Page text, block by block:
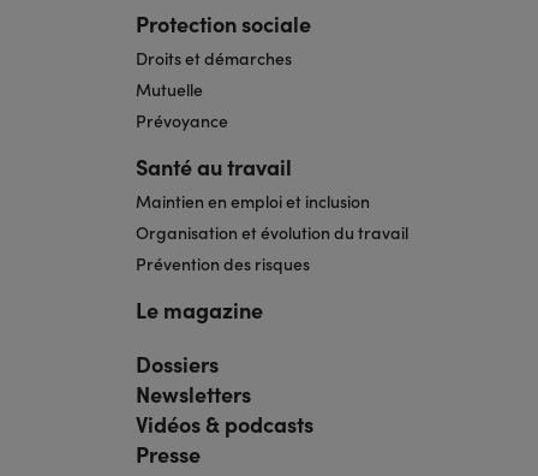
Protection sociale
Droits et démarches
Mutuelle
Prévoyance
Santé au travail
Maintien en emploi et inclusion
Organisation et évolution du travail
Prévention des risques
Le magazine
Navigation
pied
de
page
bis
Dossiers
Newsletters
Vidéos & podcasts
Presse